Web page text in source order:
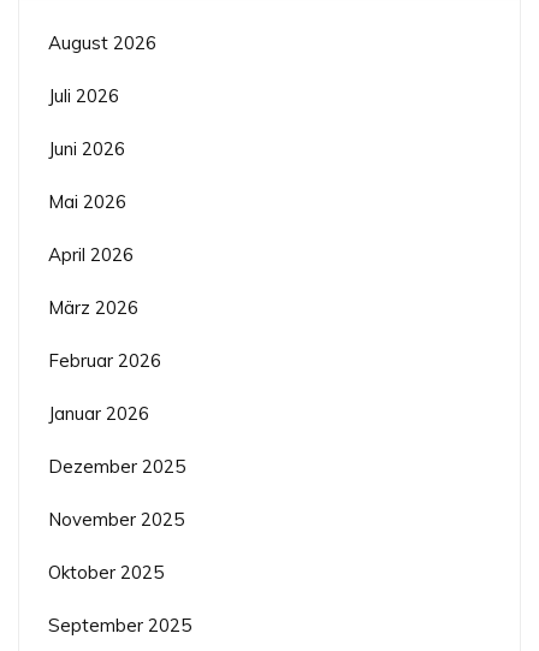
August 2026
Juli 2026
Juni 2026
Mai 2026
April 2026
März 2026
Februar 2026
Januar 2026
Dezember 2025
November 2025
Oktober 2025
September 2025